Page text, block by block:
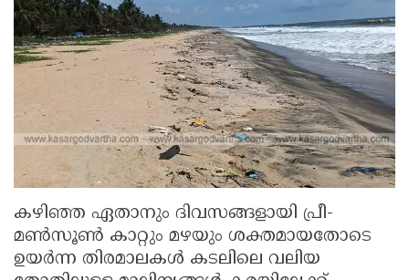
കഴിഞ്ഞ ഏതാനും ദിവസങ്ങളായി പ്രീ-
മൺസൂൺ കാറ്റും മഴയും ശക്തമായതോടെ
ഉയർന്ന തിരമാലകൾ കടലിലെ വലിയ